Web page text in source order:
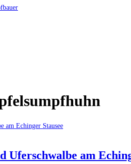
Hofbauer
Uferschwalbe am